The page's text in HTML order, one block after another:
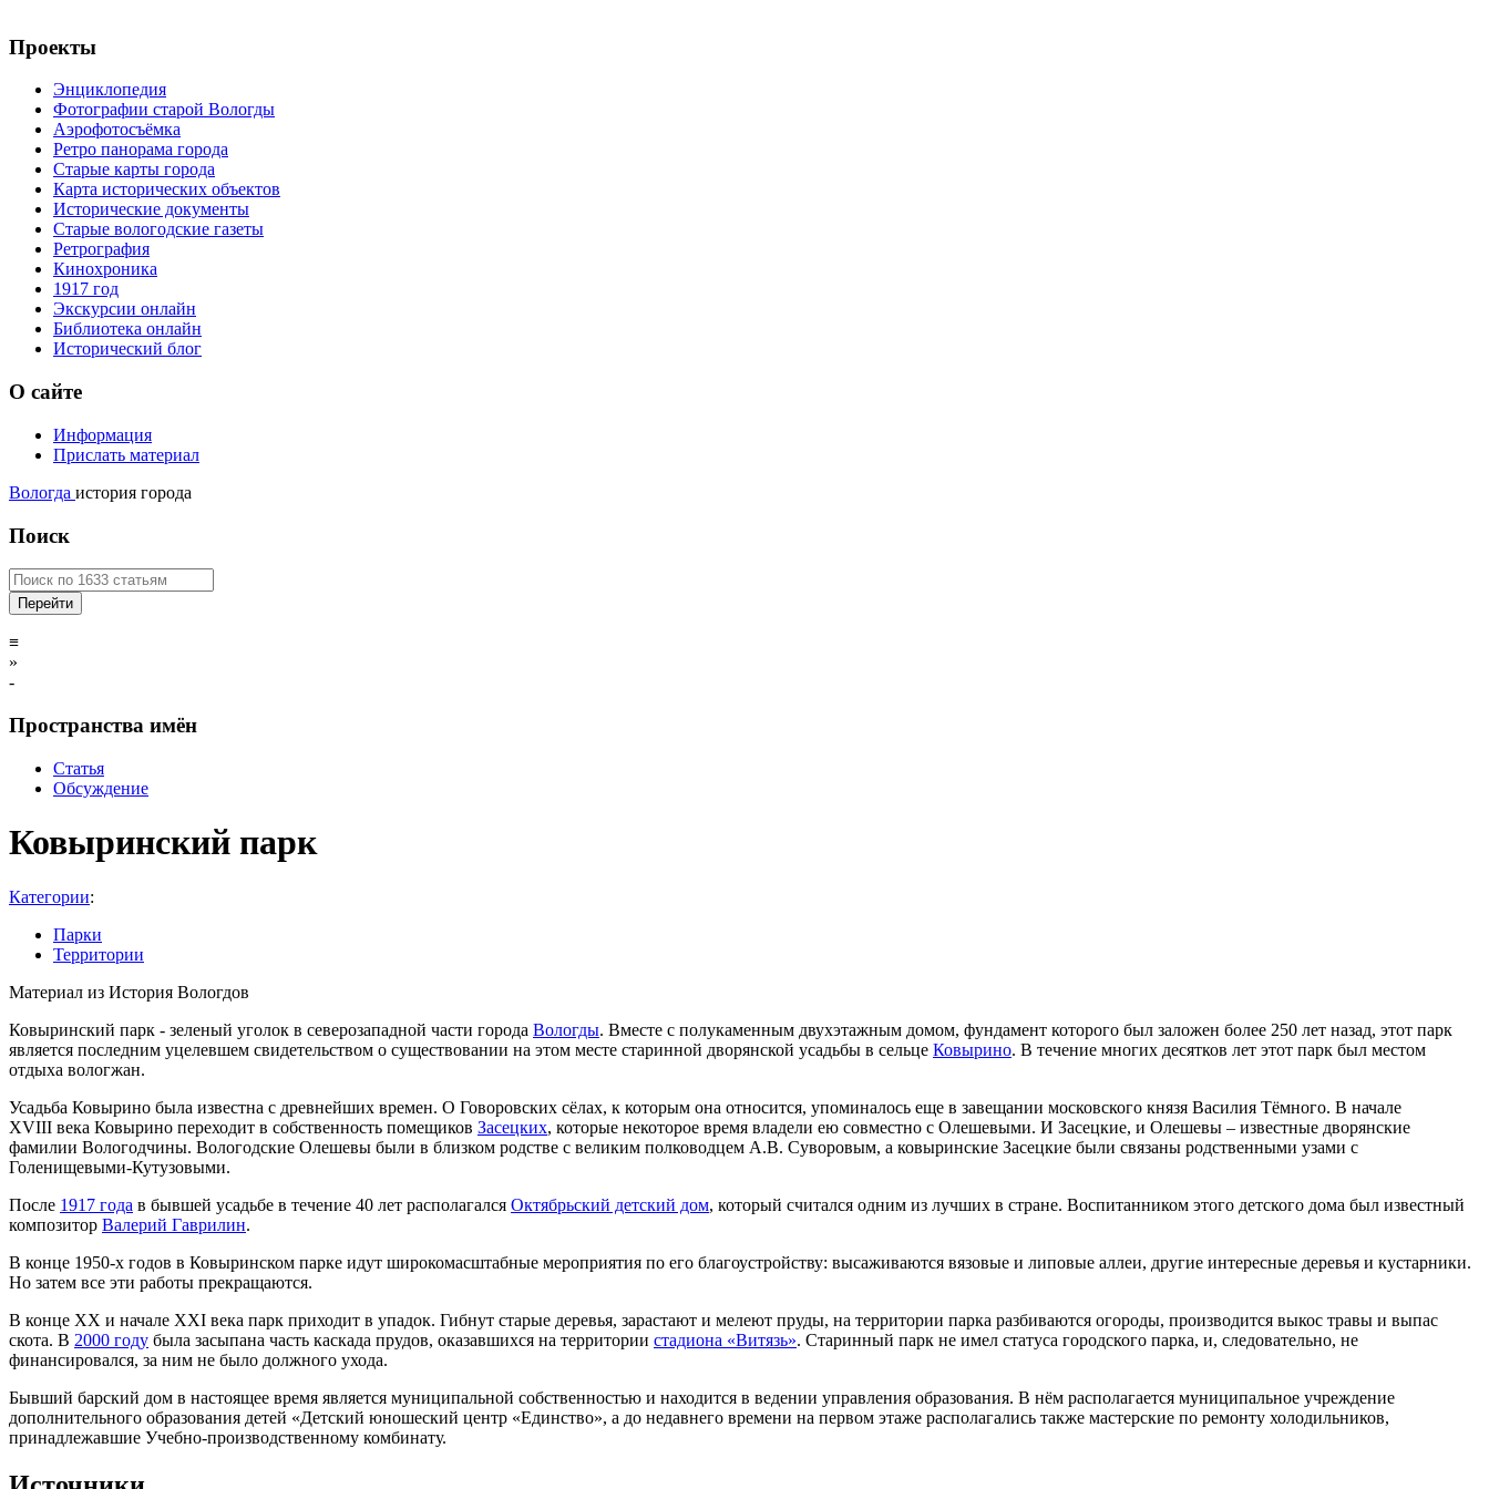
Проекты
Энциклопедия
Фотографии старой Вологды
Аэрофотосъёмка
Ретро панорама города
Старые карты города
Карта исторических объектов
Исторические документы
Старые вологодские газеты
Ретрография
Кинохроника
1917 год
Экскурсии онлайн
Библиотека онлайн
Исторический блог
О сайте
Информация
Прислать материал
Вологда история города
Поиск
≡
»
-
Пространства имён
Статья
Обсуждение
Ковыринский парк
Категории:
Парки
Территории
Материал из История Вологдов
Ковыринский парк - зеленый уголок в северозападной части города Вологды. Вместе с полукаменным двухэтажным домом, фундамент которого был заложен более 250 лет назад, этот парк
является последним уцелевшем свидетельством о существовании на этом месте старинной дворянской усадьбы в сельце Ковырино. В течение многих десятков лет этот парк был местом
отдыха вологжан.
Усадьба Ковырино была известна с древнейших времен. О Говоровских сёлах, к которым она относится, упоминалось еще в завещании московского князя Василия Тёмного. В начале
XVIII века Ковырино переходит в собственность помещиков Засецких, которые некоторое время владели ею совместно с Олешевыми. И Засецкие, и Олешевы – известные дворянские
фамилии Вологодчины. Вологодские Олешевы были в близком родстве с великим полководцем А.В. Суворовым, а ковыринские Засецкие были связаны родственными узами с
Голенищевыми-Кутузовыми.
После 1917 года в бывшей усадьбе в течение 40 лет располагался Октябрьский детский дом, который считался одним из лучших в стране. Воспитанником этого детского дома был известный
композитор Валерий Гаврилин.
В конце 1950-х годов в Ковыринском парке идут широкомасштабные мероприятия по его благоустройству: высаживаются вязовые и липовые аллеи, другие интересные деревья и кустарники.
Но затем все эти работы прекращаются.
В конце XX и начале XXI века парк приходит в упадок. Гибнут старые деревья, зарастают и мелеют пруды, на территории парка разбиваются огороды, производится выкос травы и выпас
скота. В 2000 году была засыпана часть каскада прудов, оказавшихся на территории стадиона «Витязь». Старинный парк не имел статуса городского парка, и, следовательно, не
финансировался, за ним не было должного ухода.
Бывший барский дом в настоящее время является муниципальной собственностью и находится в ведении управления образования. В нём располагается муниципальное учреждение
дополнительного образования детей «Детский юношеский центр «Единство», а до недавнего времени на первом этаже располагались также мастерские по ремонту холодильников,
принадлежавшие Учебно-производственному комбинату.